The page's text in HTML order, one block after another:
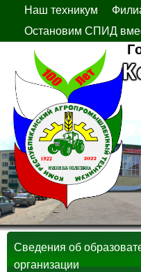
Наш техникум
Остановим СПИД
Сведения об
организации